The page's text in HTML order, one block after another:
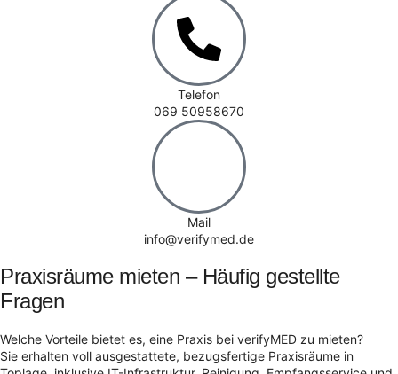
Telefon
069 50958670
Mail
info@verifymed.de
Praxisräume mieten – Häufig gestellte
Fragen
Welche Vorteile bietet es, eine Praxis bei verifyMED zu mieten?
Sie erhalten voll ausgestattete, bezugsfertige Praxisräume in